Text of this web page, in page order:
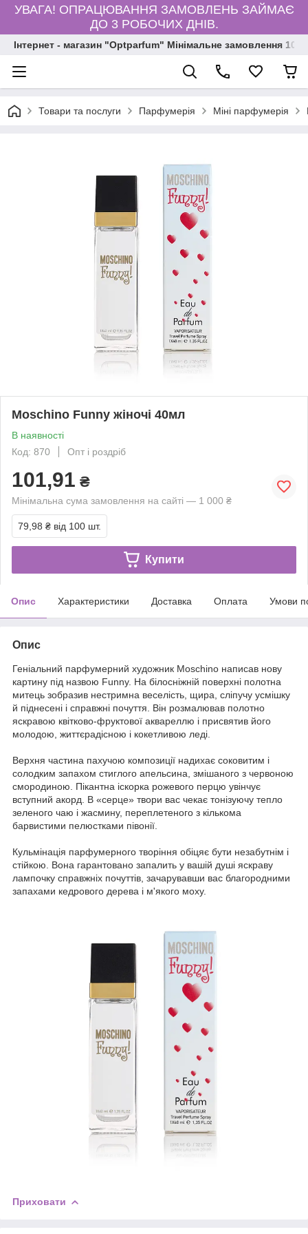
УВАГА! ОПРАЦЮВАННЯ ЗАМОВЛЕНЬ ЗАЙМАЄ
ДО 3 РОБОЧИХ ДНІВ.
Інтернет - магазин "Optparfum" Мінімальне замовлення
Товари та послуги Парфумерія Міні парфумерія
Moschino Funny жіночі 40мл
В наявності
Код: 870
Опт і роздріб
101,91 ₴
Мінімальна сума замовлення на сайті — 1 000 ₴
79,98 ₴ від 100 шт.
Купити
Опис Характеристики Доставка Оплата Умови
Опис
Геніальний парфумерний художник Moschino написав нову
картину під назвою Funny. На білосніжній поверхні полотна
митець зобразив нестримна веселість, щира, сліпучу усмішку
й піднесені і справжні почуття. Він розмалював полотно
яскравою квітково-фруктової аквареллю і присвятив його
молодою, життєрадісною і кокетливою леді.
Верхня частина пахучою композиції надихає соковитим і
солодким запахом стиглого апельсина, змішаного з червоною
смородиною. Пікантна іскорка рожевого перцю увінчує
вступний акорд. В «серце» твори вас чекає тонізуючу тепло
зеленого чаю і жасмину, переплетеного з кількома
барвистими пелюстками півонії.
Кульмінація парфумерного творіння обіцяє бути незабутнім і
стійкою. Вона гарантовано запалить у вашій душі яскраву
лампочку справжніх почуттів, зачарувавши вас благородними
запахами кедрового дерева і м'якого моху.
Приховати